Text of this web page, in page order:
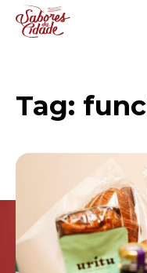
Tag: